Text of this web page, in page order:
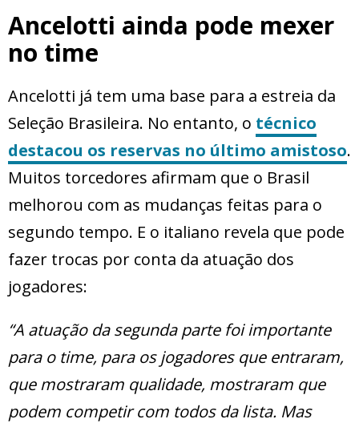
Ancelotti ainda pode mexer
no time
Ancelotti já tem uma base para a estreia da
Seleção Brasileira. No entanto, o técnico
destacou os reservas no último amistoso.
Muitos torcedores afirmam que o Brasil
melhorou com as mudanças feitas para o
segundo tempo. E o italiano revela que pode
fazer trocas por conta da atuação dos
jogadores:
“A atuação da segunda parte foi importante
para o time, para os jogadores que entraram,
que mostraram qualidade, mostraram que
podem competir com todos da lista. Mas